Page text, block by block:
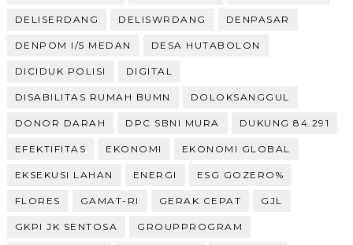
DELISERDANG DELISWRDANG DENPASAR
DENPOM I/5 MEDAN DESA HUTABOLON
DICIDUK POLISI DIGITAL
DISABILITAS RUMAH BUMN DOLOKSANGGUL
DONOR DARAH DPC SBNI MURA DUKUNG 84.291
EFEKTIFITAS EKONOMI EKONOMI GLOBAL
EKSEKUSI LAHAN ENERGI ESG GOZERO%
FLORES GAMAT-RI GERAK CEPAT GJL
GKPI JK SENTOSA GROUPPROGRAM